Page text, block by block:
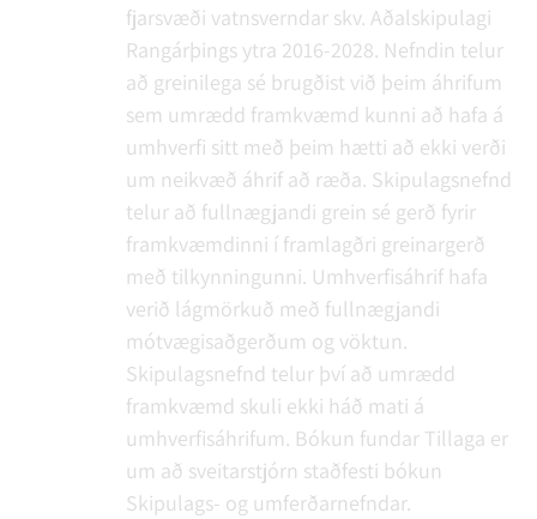
fjarsvæði vatnsverndar skv. Aðalskipulagi
Rangárþings ytra 2016-2028. Nefndin telur
að greinilega sé brugðist við þeim áhrifum
sem umrædd framkvæmd kunni að hafa á
umhverfi sitt með þeim hætti að ekki verði
um neikvæð áhrif að ræða. Skipulagsnefnd
telur að fullnægjandi grein sé gerð fyrir
framkvæmdinni í framlagðri greinargerð
með tilkynningunni. Umhverfisáhrif hafa
verið lágmörkuð með fullnægjandi
mótvægisaðgerðum og vöktun.
Skipulagsnefnd telur því að umrædd
framkvæmd skuli ekki háð mati á
umhverfisáhrifum. Bókun fundar Tillaga er
um að sveitarstjórn staðfesti bókun
Skipulags- og umferðarnefndar.